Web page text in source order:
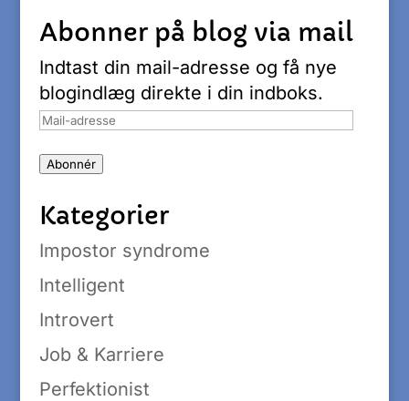
Abonner på blog via mail
Indtast din mail-adresse og få nye
blogindlæg direkte i din indboks.
Mail-
Abonnér
Kategorier
Impostor syndrome
Intelligent
Introvert
Job & Karriere
Perfektionist